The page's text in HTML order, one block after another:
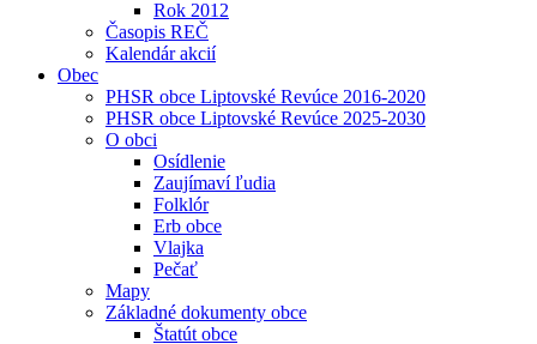
Rok 2012
Časopis REČ
Kalendár akcií
Obec
PHSR obce Liptovské Revúce 2016-2020
PHSR obce Liptovské Revúce 2025-2030
O obci
Osídlenie
Zaujímaví ľudia
Folklór
Erb obce
Vlajka
Pečať
Mapy
Základné dokumenty obce
Štatút obce